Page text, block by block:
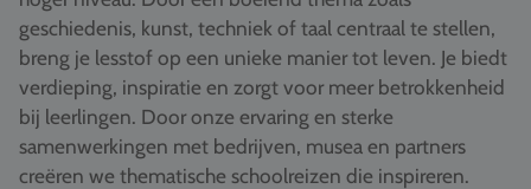
Over ons
Een offerte aanvragen
Referenties
geschiedenis, kunst, techniek of taal centraal te stellen,
breng je lesstof op een unieke manier tot leven. Je biedt
verdieping, inspiratie en zorgt voor meer betrokkenheid
bij leerlingen. Door onze ervaring en sterke
samenwerkingen met bedrijven, musea en partners
creëren we thematische schoolreizen die inspireren.